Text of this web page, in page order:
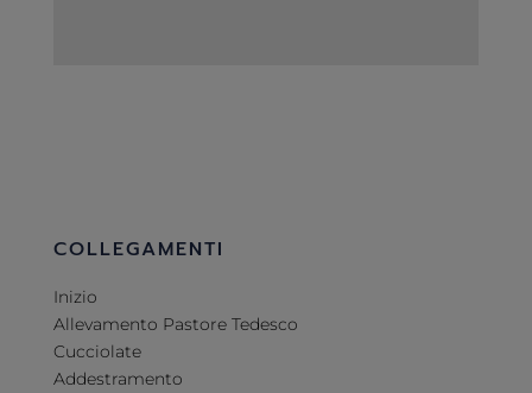
COLLEGAMENTI
Inizio
Allevamento Pastore Tedesco
Cucciolate
Addestramento